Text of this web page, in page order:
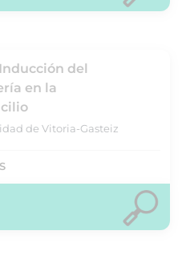
del
en la
de Vitoria-Gasteiz